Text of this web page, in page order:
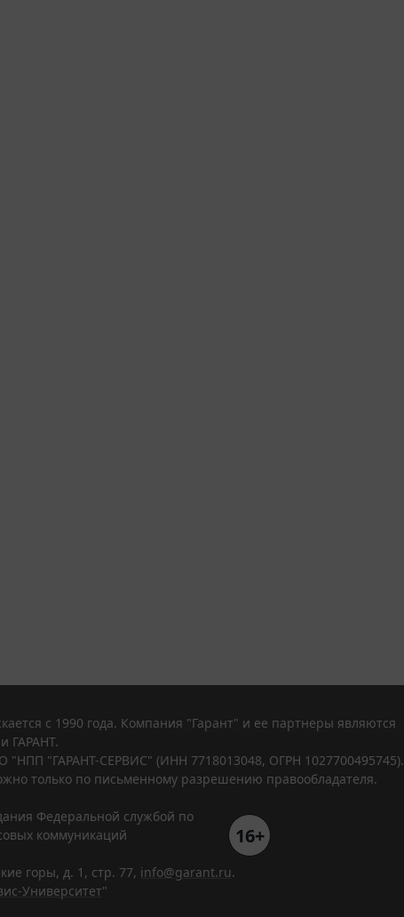
с 1990 года. Компания "Гарант" и ее партнеры являются
ГАРАНТ.
"НПП "ГАРАНТ-СЕРВИС" (ИНН 7718013048, ОГРН 1027700495745).
только по письменному разрешению правообладателя.
Федеральной службой по
коммуникаций
16+
горы, д. 1, стр. 77, info@garant.ru.
Университет"